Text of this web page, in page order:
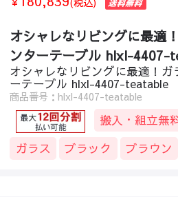
オシャレなリビングに最適
ンターテーブル hlxl-4407-
オシャレなリビングに最適！
ーテーブル hlxl-4407-teatable
商品番号：hlxl-4407-teatable
搬入・組立無
ガラス
ブラック ブラウン